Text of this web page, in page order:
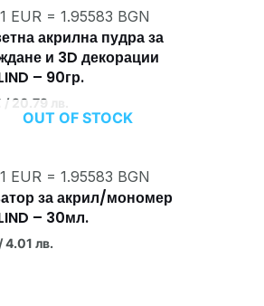
EUR = 1.95583 BGN
акрилна пудра за
и 3D декорации
– 90гр.
/ 20.79 лв.
OUT OF STOCK
EUR = 1.95583 BGN
за акрил/мономер
– 30мл.
/ 4.01 лв.